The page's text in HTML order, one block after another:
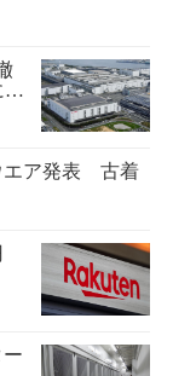
事
エア発表 古着